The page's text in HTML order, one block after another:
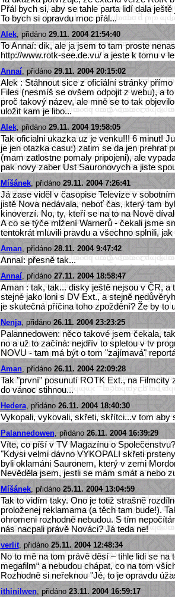
Přál bych si, aby se tahle parta lidí dala
To bych si opravdu moc přál...
Alek, přidáno 29.11. 2004 21:54:40
To Annaí: dik, ale ja jsem to tam proste
http://www.rotk-see.de.vu/ a jeste k tomu v
Annaí, přidáno 29.11. 2004 20:15:02
Alek : Stáhnout sice z oficiální stránky
Files (nesmíš se ovšem odpojit z webu), a
proč takový název, ale mně se to tak
uložit kam je libo...
Alek, přidáno 29.11. 2004 19:58:05
Tak oficialni ukazka uz je venku!!! 6 minut!
je jen otazka casu:) zatim se da jen prehrat
(mam zatlostne pomaly pripojeni), ale
pak novy zaber Ust Sauronovych a jiste
Míšánek, přidáno 29.11. 2004 7:26:41
Já zase viděl v časopise Televize v
jistě Nova nedávala, neboť čas, který tam
kinoverzí. No, ty, kteří se na to na Nově
A co se týče mlžení Warnerů - čekali jsme
tentokrát mluvili pravdu a všechno splnili,
Aman, přidáno 28.11. 2004 9:47:42
Annaí: přesně tak...
Annaí, přidáno 27.11. 2004 18:58:47
Aman : tak, tak... disky ještě nejsou v ČR,
stejné jako loni s DV Ext., a stejně
je skutečná příčina toho zpoždění? Že by to
Nenja, přidáno 26.11. 2004 23:23:25
Palannedowen: něco takové jsem čekala,
no a už to začíná: nejdřív to spletou v tv
NOVU - tam má být o tom "zajímavá"
Aman, přidáno 26.11. 2004 22:09:28
Tak "první" posunutí ROTK Ext., na Filmcity
do vánoc stihnou...
Hedera, přidáno 26.11. 2004 18:40:30
Vykopali, vykovali, skřeti, skřítci...v tom aby
Palannedowen, přidáno 26.11. 2004 16:39:29
Víte, co píší v TV Magazínu o Společenstvu?
"Kdysi velmi dávno VYKOPALI skřeti
byli oklamáni Sauronem, který v zemi
Nevěděla jsem, jestli se mám smát a nebo
Míšánek, přidáno 25.11. 2004 13:04:59
Tak to vidím taky. Ono je totiž strašně
proloženej reklamama (a těch tam bude!).
ohromeni rozhodně nebudou. S tím
nás nacpali právě Nováci? Já teda ne!
verlit, přidáno 25.11. 2004 12:48:34
No to mě na tom právě děsí – tihle lidi se
megafilm“ a nebudou chápat, co na tom
Rozhodně si neřeknou "Jé, to je opravdu
ithinilwen, přidáno 23.11. 2004 16:59:17